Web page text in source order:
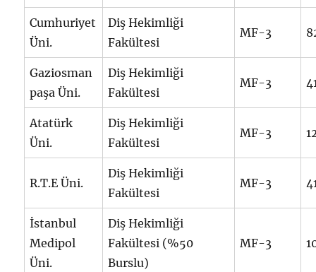
Cumhuriyet
Üni.
Diş Hekimliği
Fakültesi
MF-3
Gaziosman
paşa Üni.
Diş Hekimliği
Fakültesi
MF-3
Atatürk
Üni.
Diş Hekimliği
Fakültesi
MF-3
R.T.E Üni.
Diş Hekimliği
Fakültesi
MF-3
İstanbul
Medipol
Üni.
Diş Hekimliği
Fakültesi (%50
Burslu)
MF-3